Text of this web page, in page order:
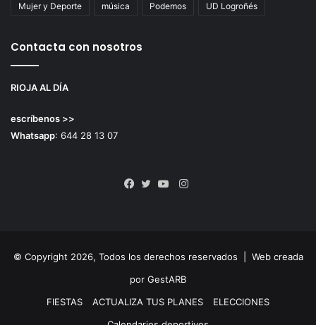
Mujer y Deporte música Podemos UD Logroñés
Contacta con nosotros
RIOJA AL DÍA
escríbenos >>
Whatsapp: 644 28 13 07
Instagram
© Copyright 2026, Todos los derechos reservados | Web creada
por GestARB
FIESTAS
ACTUALIZA TUS PLANES
ELECCIONES